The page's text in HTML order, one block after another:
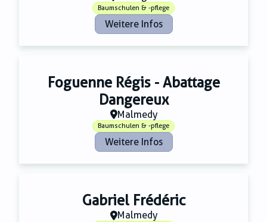
Baumschulen & -pflege
Weitere Infos
Foguenne Régis - Abattage
Dangereux
Malmedy
Baumschulen & -pflege
Weitere Infos
Gabriel Frédéric
Malmedy